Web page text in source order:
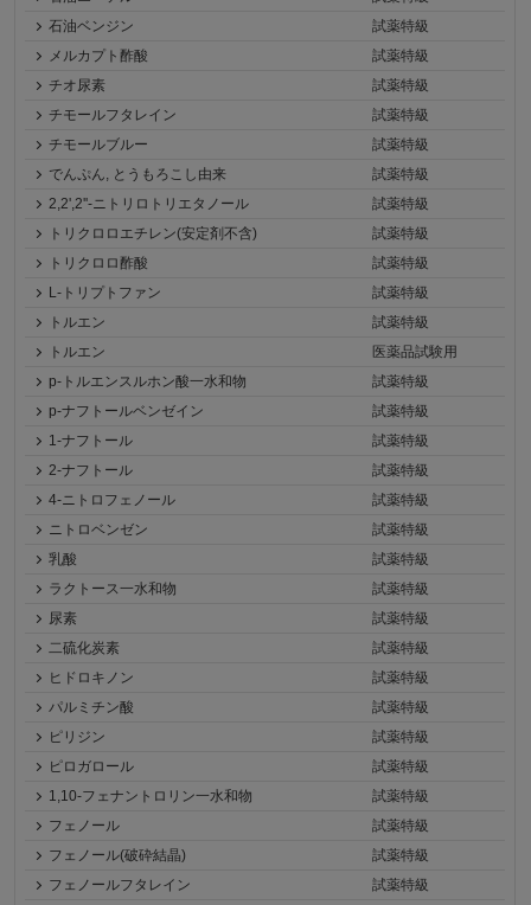
石油ベンジン
試薬特級
メルカプト酢酸
試薬特級
チオ尿素
試薬特級
チモールフタレイン
試薬特級
チモールブルー
試薬特級
でんぷん, とうもろこし由来
試薬特級
2,2',2''-ニトリロトリエタノール
試薬特級
トリクロロエチレン(安定剤不含)
試薬特級
トリクロロ酢酸
試薬特級
L-トリプトファン
試薬特級
トルエン
試薬特級
トルエン
医薬品試験用
p-トルエンスルホン酸一水和物
試薬特級
p-ナフトールベンゼイン
試薬特級
1-ナフトール
試薬特級
2-ナフトール
試薬特級
4-ニトロフェノール
試薬特級
ニトロベンゼン
試薬特級
乳酸
試薬特級
ラクトース一水和物
試薬特級
尿素
試薬特級
二硫化炭素
試薬特級
ヒドロキノン
試薬特級
パルミチン酸
試薬特級
ピリジン
試薬特級
ピロガロール
試薬特級
1,10-フェナントロリン一水和物
試薬特級
フェノール
試薬特級
フェノール(破砕結晶)
試薬特級
フェノールフタレイン
試薬特級